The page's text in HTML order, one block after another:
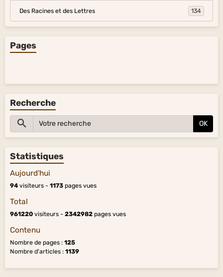
Des Racines et des Lettres 134
Pages
Recherche
OK
Statistiques
Aujourd'hui
94 visiteurs - 1173 pages vues
Total
961220 visiteurs - 2342982 pages vues
Contenu
Nombre de pages : 125
Nombre d'articles : 1139